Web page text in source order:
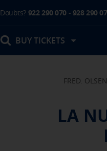
Doubts? 922 290 070 - 928 290
BUY TICKETS
Buy Tickets
Boarding Card /
FRED. OLSEN
LA